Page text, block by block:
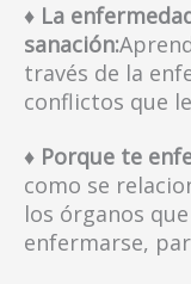
♦ La
sanación:
través de la
conflictos que
♦ Porque te
como se
los órganos
enfermarse,